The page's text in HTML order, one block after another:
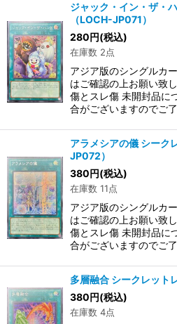
ジャック・イン・ザ・
（LOCH-JP071）
280円(税込)
在庫数 2点
アジア版のシングルカ
はご確認の上お願い致
傷とスレ傷 未開封品に
合がございますのでご
アラメシアの儀 シーク
JP072）
380円(税込)
在庫数 11点
アジア版のシングルカ
はご確認の上お願い致
傷とスレ傷 未開封品に
合がございますのでご
多層融合 シークレット
380円(税込)
在庫数 4点